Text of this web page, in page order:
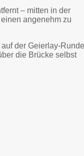
– mitten in der
angenehm zu
der Geierlay-Runde
die Brücke selbst